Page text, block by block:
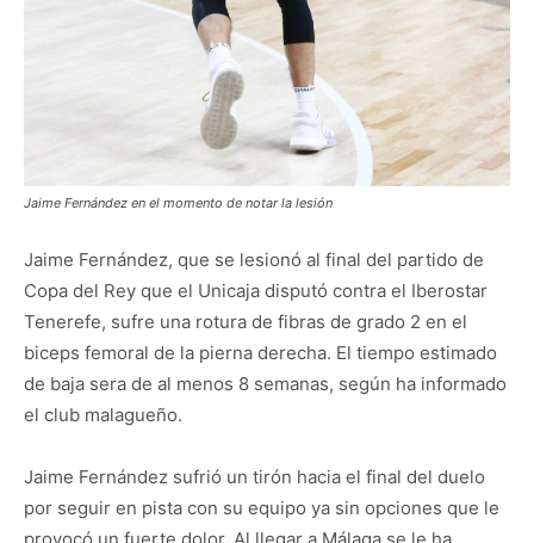
Jaime Fernández en el momento de notar la lesión
Jaime Fernández, que se lesionó al final del partido de
Copa del Rey que el Unicaja disputó contra el Iberostar
Tenerefe, sufre una rotura de fibras de grado 2 en el
biceps femoral de la pierna derecha. El tiempo estimado
de baja sera de al menos 8 semanas, según ha informado
el club malagueño.
Jaime Fernández sufrió un tirón hacia el final del duelo
por seguir en pista con su equipo ya sin opciones que le